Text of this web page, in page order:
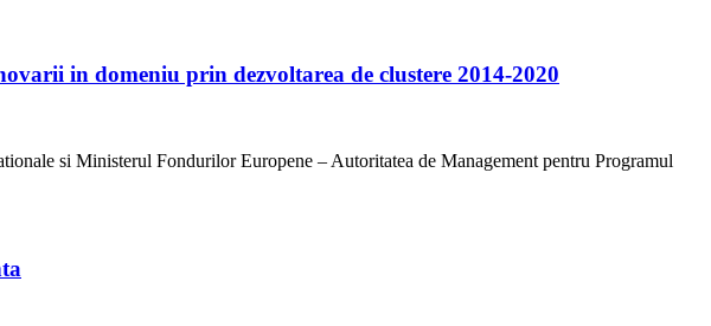
in domeniu prin dezvoltarea de clustere 2014-2020
si Ministerul Fondurilor Europene – Autoritatea de Management pentru Programul